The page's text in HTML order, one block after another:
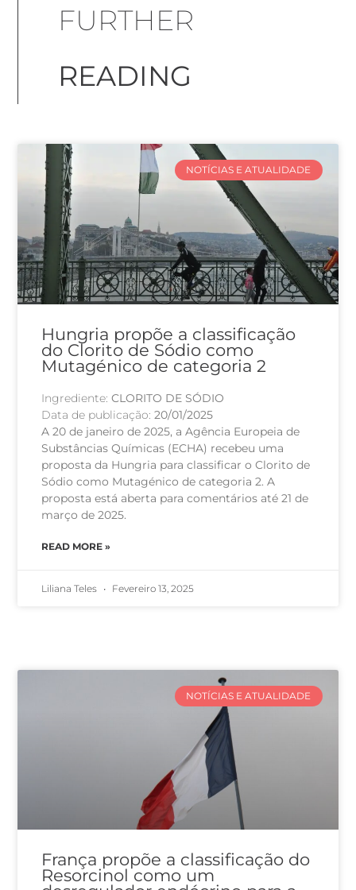
FURTHER
READING
NOTÍCIAS E ATUALIDADE
Hungria propõe a classificação
do Clorito de Sódio como
Mutagénico de categoria 2
Ingrediente:CLORITO DE SÓDIO
Data de publicação:20/01/2025
A 20 de janeiro de 2025, a Agência Europeia de
Substâncias Químicas (ECHA) recebeu uma
proposta da Hungria para classificar o Clorito de
Sódio como Mutagénico de categoria 2. A
proposta está aberta para comentários até 21 de
março de 2025.
READ MORE »
Liliana Teles Fevereiro 13, 2025
NOTÍCIAS E ATUALIDADE
França propõe a classificação do
Resorcinol como um